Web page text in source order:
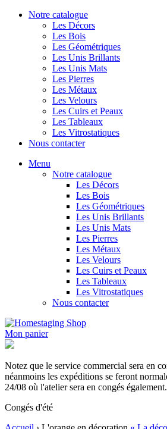
Notre catalogue
Les Décors
Les Bois
Les Géométriques
Les Unis Brillants
Les Unis Mats
Les Pierres
Les Métaux
Les Velours
Les Cuirs et Peaux
Les Tableaux
Les Vitrostatiques
Nous contacter
Menu
Notre catalogue
Les Décors
Les Bois
Les Géométriques
Les Unis Brillants
Les Unis Mats
Les Pierres
Les Métaux
Les Velours
Les Cuirs et Peaux
Les Tableaux
Les Vitrostatiques
Nous contacter
Mon panier
Notez que le service commercial sera en
néanmoins les expéditions se feront
24/08 où l'atelier sera en congés également.
Congés d'été